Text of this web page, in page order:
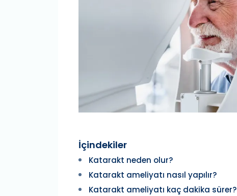
İçindekiler
Katarakt neden olur?
Katarakt ameliyatı nasıl yapılır?
Katarakt ameliyatı kaç dakika sürer?